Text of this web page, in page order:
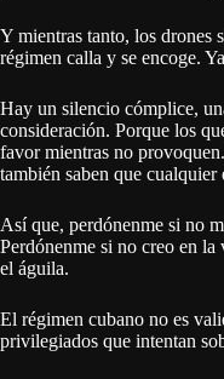
Y mientras tanto, los drones
régimen calla y se encoge.
Hay un silencio cómplice,
consideración. Porque los
favor mientras no
también saben que
Así que, perdónenme si no
Perdónenme si no creo en la
el águila.
El régimen cubano no es
privilegiados que intentan